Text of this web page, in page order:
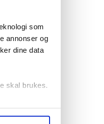
som
annonser og
dine data
skal brukes.
å lære